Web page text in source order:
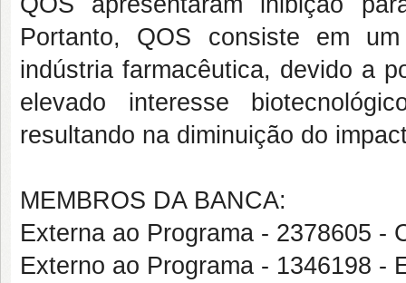
Portanto, QOS consiste em
indústria farmacêutica, devido a
elevado interesse
resultando na diminuição do
MEMBROS DA BANCA:
Externa ao Programa - 2378605 -
Externo ao Programa - 1346198 -